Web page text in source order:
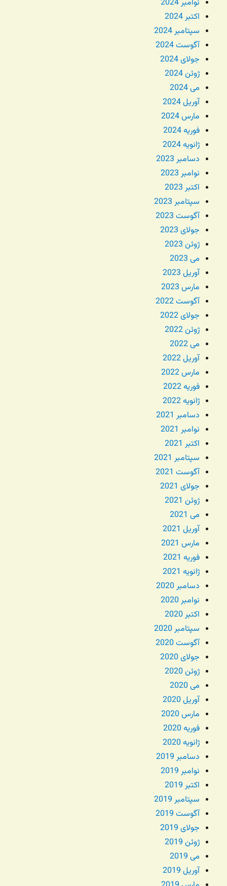
نوامبر 2024
اکتبر 2024
سپتامبر 2024
آگوست 2024
جولای 2024
ژوئن 2024
می 2024
آوریل 2024
مارس 2024
فوریه 2024
ژانویه 2024
دسامبر 2023
نوامبر 2023
اکتبر 2023
سپتامبر 2023
آگوست 2023
جولای 2023
ژوئن 2023
می 2023
آوریل 2023
مارس 2023
آگوست 2022
جولای 2022
ژوئن 2022
می 2022
آوریل 2022
مارس 2022
فوریه 2022
ژانویه 2022
دسامبر 2021
نوامبر 2021
اکتبر 2021
سپتامبر 2021
آگوست 2021
جولای 2021
ژوئن 2021
می 2021
آوریل 2021
مارس 2021
فوریه 2021
ژانویه 2021
دسامبر 2020
نوامبر 2020
اکتبر 2020
سپتامبر 2020
آگوست 2020
جولای 2020
ژوئن 2020
می 2020
آوریل 2020
مارس 2020
فوریه 2020
ژانویه 2020
دسامبر 2019
نوامبر 2019
اکتبر 2019
سپتامبر 2019
آگوست 2019
جولای 2019
ژوئن 2019
می 2019
آوریل 2019